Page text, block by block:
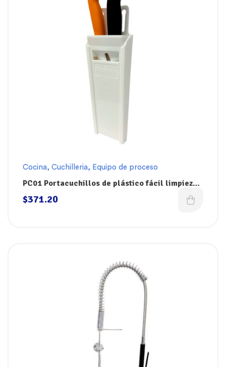
Cocina, Cuchilleria, Equipo de proceso
PC01 Portacuchillos de plástico fácil limpieza
de 32 x 11 cm Dokin
$371.20